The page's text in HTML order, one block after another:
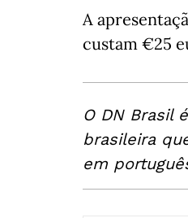
A
custam €25
O DN Brasil
brasileira
em